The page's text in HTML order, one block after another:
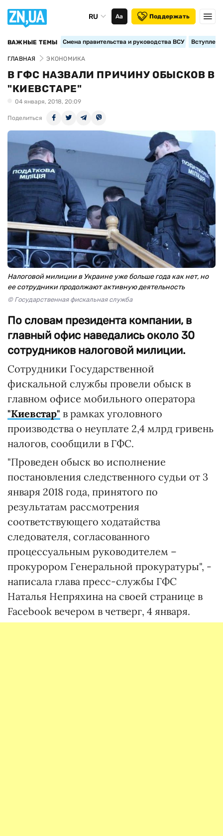
RU Аа Поддержать
ВАЖНЫЕ ТЕМЫ Смена правительства и руководства ВСУ
ГЛАВНАЯ ЭКОНОМИКА
В ГФС НАЗВАЛИ ПРИЧИНУ ОБЫСКОВ В
"КИЕВСТАРЕ"
04 января, 2018, 20:09
Поделиться
Налоговой милиции в Украине уже больше года как нет, но
ее сотрудники продолжают активную деятельность
© Государственная фискальная служба
По словам президента компании, в
главный офис наведались около 30
сотрудников налоговой милиции.
Сотрудники Государственной
фискальной службы провели обыск в
главном офисе мобильного оператора
"Киевстар" в рамках уголовного
производства о неуплате 2,4 млрд гривень
налогов, сообщили в ГФС.
"Проведен обыск во исполнение
постановления следственного судьи от 3
января 2018 года, принятого по
результатам рассмотрения
соответствующего ходатайства
следователя, согласованного
процессуальным руководителем –
прокурором Генеральной прокуратуры", -
написала глава пресс-службы ГФС
Наталья Непряхина на своей странице в
Facebook вечером в четверг, 4 января.